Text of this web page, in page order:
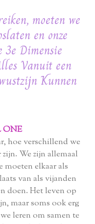
moeten we
en onze
3e Dimensie
Vanuit een
Kunnen
ONE
hoe verschillend we
We zijn allemaal
moeten elkaar als
van als vijanden
doen. Het leven op
maar soms ook erg
leren om samen te